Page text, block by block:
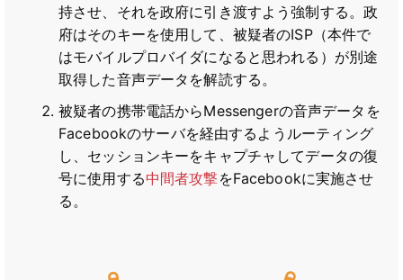
持させ、それを政府に引き渡すよう強制する。政
府はそのキーを使用して、被疑者のISP（本件で
はモバイルプロバイダになると思われる）が別途
取得した音声データを解読する。
被疑者の携帯電話からMessengerの音声データを
Facebookのサーバを経由するようルーティング
し、セッションキーをキャプチャしてデータの復
号に使用する中間者攻撃をFacebookに実施させ
る。